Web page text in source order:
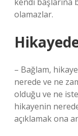
olamazlar.
– Bağlam,
nerede ve ne
olduğu ve ne
hikayenin
açıklamak ona